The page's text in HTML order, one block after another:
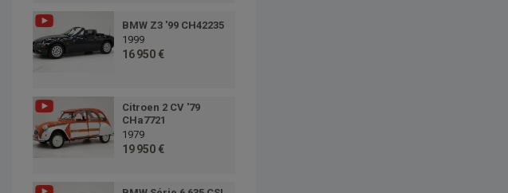
BMW Z3 '99 CH42235
1999
16 950 €
Citroen 2 CV '79
CHa7721
1979
19 950 €